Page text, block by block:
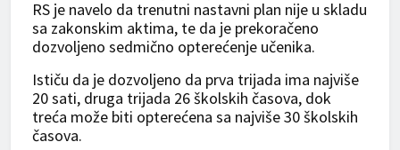
RS je navelo da trenutni nastavni plan nije u skladu
sa zakonskim aktima, te da je prekoračeno
dozvoljeno sedmično opterećenje učenika.
Ističu da je dozvoljeno da prva trijada ima najviše
20 sati, druga trijada 26 školskih časova, dok
treća može biti opterećena sa najviše 30 školskih
časova.